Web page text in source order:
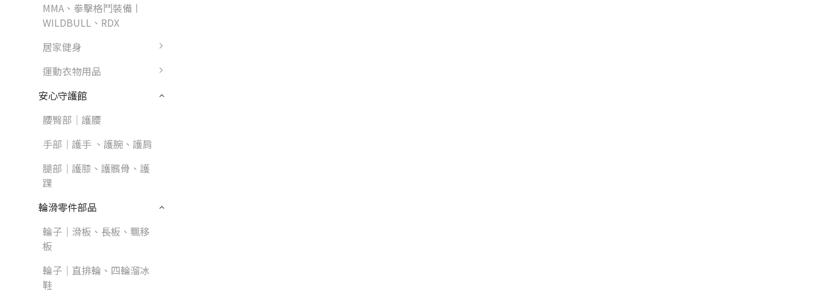
MMA、拳擊格鬥裝備丨
WILDBULL、RDX
居家健身
運動衣物用品
安心守護館
腰臀部｜護腰
手部｜護手 、護腕、護肩
腿部｜護膝、護髕骨、護
踝
輪滑零件部品
輪子｜滑板、長板、飄移
板
輪子｜直排輪、四輪溜冰
鞋